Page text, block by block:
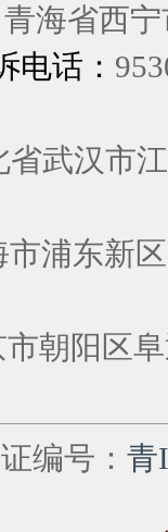
青海省西
电话：
省武汉市
市浦
市朝阳区
编号： 青